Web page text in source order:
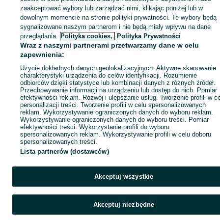
ID:512754839 Wyświetlenia:
zaakceptować wybory lub zarządzać nimi, klikając poniżej lub w
dowolnym momencie na stronie polityki prywatności. Te wybory będą
sygnalizowane naszym partnerom i nie będą miały wpływu na dane
przeglądania. Polityka cookies, Polityka Prywatności
Wraz z naszymi partnerami przetwarzamy dane w celu
zapewnienia:
Użycie dokładnych danych geolokalizacyjnych. Aktywne skanowanie
charakterystyki urządzenia do celów identyfikacji. Rozumienie
odbiorców dzięki statystyce lub kombinacji danych z różnych źródeł.
Przechowywanie informacji na urządzeniu lub dostęp do nich. Pomiar
efektywności reklam. Rozwój i ulepszanie usług. Tworzenie profili w
personalizacji treści. Tworzenie profili w celu spersonalizowanych
reklam. Wykorzystywanie ograniczonych danych do wyboru reklam.
Wykorzystywanie ograniczonych danych do wyboru treści. Pomiar
efektywności treści. Wykorzystanie profili do wyboru
spersonalizowanych reklam. Wykorzystywanie profili w celu doboru
spersonalizowanych treści.
Lista partnerów (dostawców)
Akceptuj wszystkie
Akceptuj niezbędne